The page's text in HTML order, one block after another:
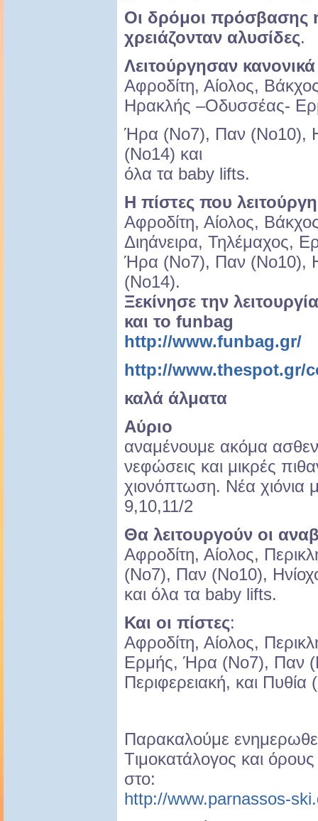
Οι δρόμοι πρόσβασης
χρειάζονταν αλυσίδες.
Λειτούργησαν
Αφροδίτη, Αίολος,
Ηρακλής –Οδυσσέας-
Ήρα (Νο7), Παν (Νο10),
(Νο14) και
όλα τα baby lifts.
Η πίστες που
Αφροδίτη, Αίολος,
Διηάνειρα, Τηλέμαχος,
Ήρα (Νο7), Παν (Νο10),
(Νο14).
Ξεκίνησε την
και το funbag
http://www.funbag.gr/
http://www.thespot.gr/
καλά άλματα
Αύριο
αναμένουμε ακόμα
νεφώσεις και μικρές
χιονόπτωση. Νέα χιόνια
9,10,11/2
Θα λειτουργούν οι
Αφροδίτη, Αίολος,
(Νο7), Παν (Νο10),
και όλα τα baby lifts.
Και οι πίστες:
Αφροδίτη, Αίολος,
Ερμής, Ήρα (Νο7), Παν
Περιφερειακή, και
Παρακαλούμε
Tιμοκατάλογος και
στο:
http://www.parnassos-